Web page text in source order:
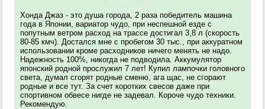
Хонда Джаз - это душа города, 2 раза победитель машина
года в Японии, вариатор чудо, при неспешной езде с
попутным ветром расход на трассе достигал 3,8 л (скорость
80-85 кмч). Достался мне с пробегом 30 тыс., при аккуратном
использовании кроме расходников ничего менять не надо.
Надежность 100%, никогда не подводила. Аккумулятор
японский родной прослужил 7 лет! Купил лампочки головного
света, думал сгорят родные сменю, ага щас, не сгорают
родные и все тут. За счет коротких свесов даже при
спортивном обвесе нигде не задевал. Короче чудо техники.
Рекомендую.